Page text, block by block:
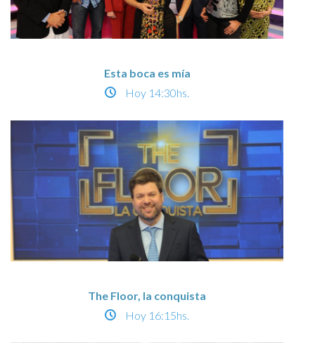
Esta boca es mía
Hoy 14:30hs.
The Floor, la conquista
Hoy 16:15hs.